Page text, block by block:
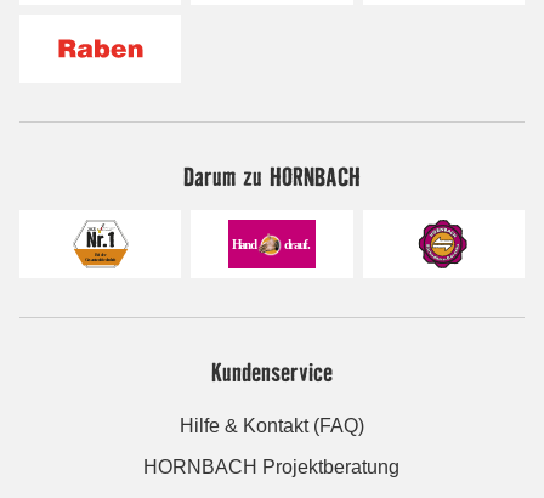
Darum zu HORNBACH
Kundenservice
Hilfe & Kontakt (FAQ)
HORNBACH Projektberatung